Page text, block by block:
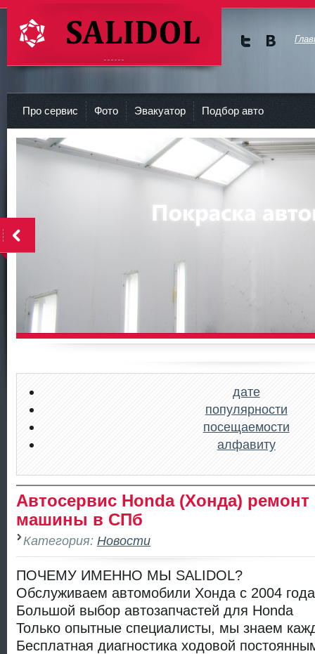
СТО Салидол | salidol в СПб и ЛО
Про сервис Фото Эвакуатор Подбор авто
дате
популярности
посещаемости
алфавиту
Автосервис Honda (Хонда) ремонт
машины в СПб
Категория: Новости
ПОЧЕМУ ИМЕННО МЫ SALIDOL?
Обслуживаем автомобили Хонда с 2004 года
Большой выбор автозапчастей для Honda
Только опытные специалисты, мы знаем
Бесплатная диагностика ходовой